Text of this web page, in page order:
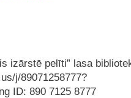
izārstē pelīti” lasa
j/89071258777?
ID: 890 7125 8777